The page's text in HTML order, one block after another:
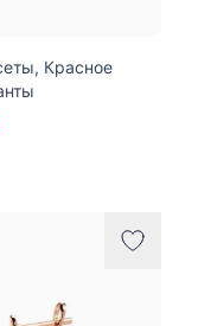
Красное